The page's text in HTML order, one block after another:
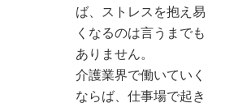
ば、ストレスを抱え易
くなるのは言うまでも
ありません。
介護業界で働いていく
ならば、仕事場で起き